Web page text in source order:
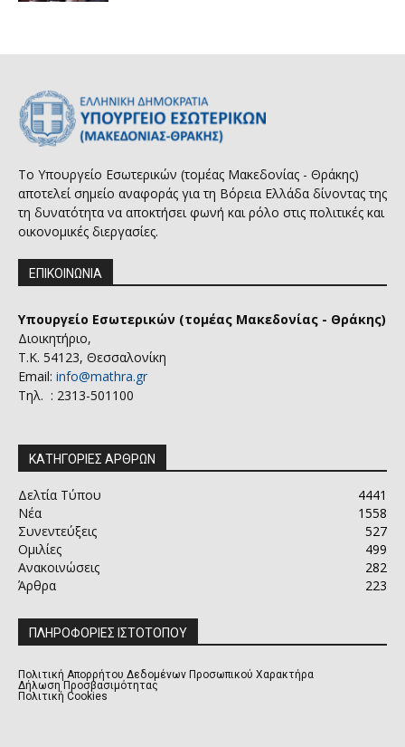
Το Υπουργείο Εσωτερικών (τομέας Μακεδονίας - Θράκης)
αποτελεί σημείο αναφοράς για τη Βόρεια Ελλάδα δίνοντας της
τη δυνατότητα να αποκτήσει φωνή και ρόλο στις πολιτικές και
οικονομικές διεργασίες.
ΕΠΙΚΟΙΝΩΝΙΑ
Υπουργείο Εσωτερικών (τομέας Μακεδονίας - Θράκης)
Διοικητήριο,
Τ.Κ. 54123, Θεσσαλονίκη
Email: info@mathra.gr
Τηλ. : 2313-501100
ΚΑΤΗΓΟΡΙΕΣ ΑΡΘΡΩΝ
Δελτία Τύπου
4441
Νέα
1558
Συνεντεύξεις
527
Ομιλίες
499
Ανακοινώσεις
282
Άρθρα
223
ΠΛΗΡΟΦΟΡΙΕΣ ΙΣΤΟΤΟΠΟΥ
Πολιτική Απορρήτου Δεδομένων Προσωπικού Χαρακτήρα
Δήλωση Προσβασιμότητας
Πολιτική Cookies